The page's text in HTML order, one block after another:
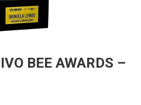
BEE AWARDS –